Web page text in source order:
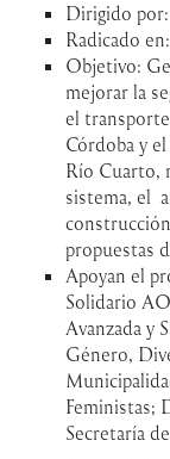
Dirigido
Radicado
Objetivo:
mejorar la
el
Córdoba y
Río Cuarto,
sistema, el
propuestas
Apoyan el
Solidario
Avanzada y
Género,
Feministas;
Secretaría